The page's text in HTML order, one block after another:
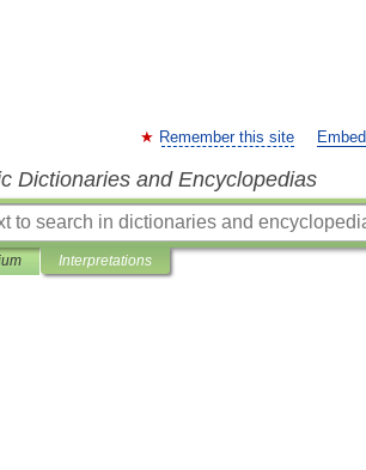
Remember this site
Dictionaries and Encyclopedias
Interpretations